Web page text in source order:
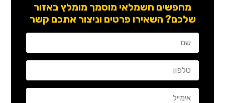
מחפשים חשמלאי מוסמך מומלץ באזור
שלכם? השאירו פרטים וניצור אתכם קשר